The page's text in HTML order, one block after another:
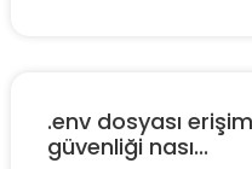
.env dosyası
güvenliği nası...